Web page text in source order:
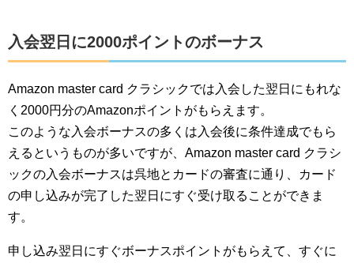
入会翌日に2000ポイントのボーナス
Amazon master card クラシックでは入会した翌日にもれな
く2000円分のAmazonポイントがもらえます。
このような入会ボーナスの多くは入会後に条件達成でもら
えるというものが多いですが、Amazon master card クラシ
ックの入会ボーナスは呉地とカードの審査に通り、カード
の申し込みが完了した翌日にすぐ受け取ることができま
す。
申し込み翌日にすぐボーナスポイントがもらえて、すぐに